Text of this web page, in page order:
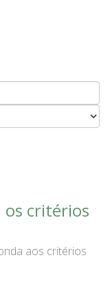
os critérios
aos critérios